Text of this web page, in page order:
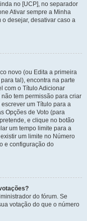
no [UCP], no separador
Ativar sempre a Minha
desejar, desativar caso a
novo (ou Edita a primeira
tal), encontra na parte
com o Título Adicionar
tem permissão para criar
um Título para a
Opções de Voto (para
e clique no botão
um tempo limite para a
um limite no Número
e configuração do
do fórum. Se
votação do que o número